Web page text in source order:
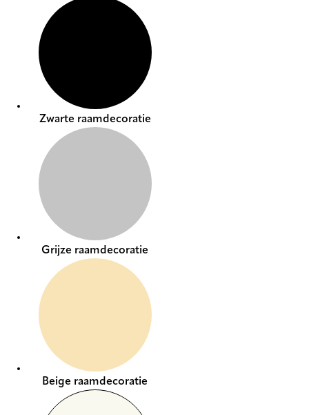
Zwarte raamdecoratie
Grijze raamdecoratie
Beige raamdecoratie